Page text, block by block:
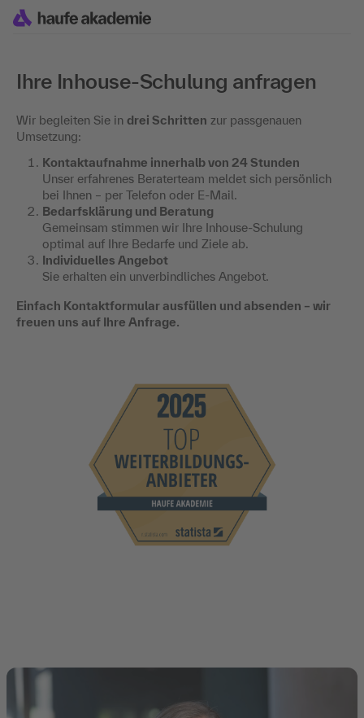
Ihre Inhouse-Schulung anfragen
Wir begleiten Sie in drei Schritten zur passgenauen
Umsetzung:
Kontaktaufnahme innerhalb von 24 Stunden
Unser erfahrenes Beraterteam meldet sich persönlich
bei Ihnen – per Telefon oder E-Mail.
Bedarfsklärung und Beratung
Gemeinsam stimmen wir Ihre Inhouse-Schulung
optimal auf Ihre Bedarfe und Ziele ab.
Individuelles Angebot
Sie erhalten ein unverbindliches Angebot.
Einfach Kontaktformular ausfüllen und absenden – wir
freuen uns auf Ihre Anfrage.